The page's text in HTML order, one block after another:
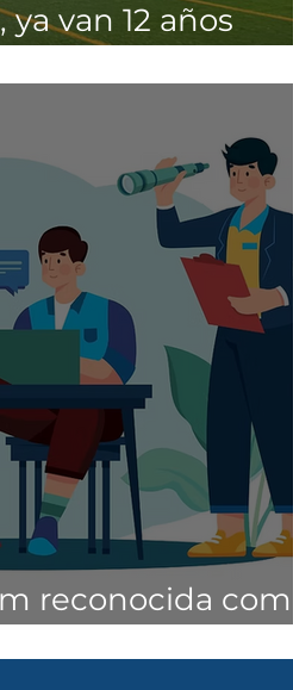
van 12 años
reconocida como